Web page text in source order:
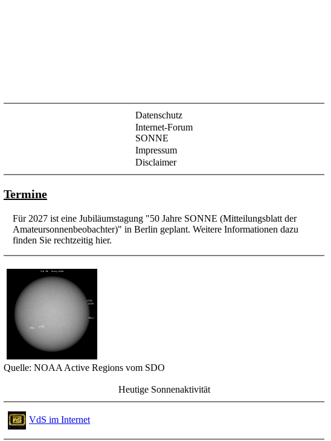
Datenschutz
Internet-Forum
SONNE
Impressum
Disclaimer
Termine
Für 2027 ist eine Jubiläumstagung "50 Jahre SONNE (Mitteilungsblatt der
Amateursonnenbeobachter)" in Berlin geplant. Weitere Informationen dazu
finden Sie rechtzeitig hier.
Quelle: NOAA Active Regions vom SDO
Heutige Sonnenaktivität
VdS im Internet